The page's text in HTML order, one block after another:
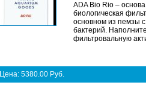
ADA Bio Rio –
биологическая
основном из пемзы
бактерий.
фильтровальную
Цена: 5380.00 Руб.